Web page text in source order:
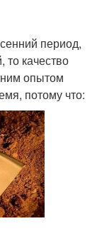
период,
то качество
опытом
потому что: